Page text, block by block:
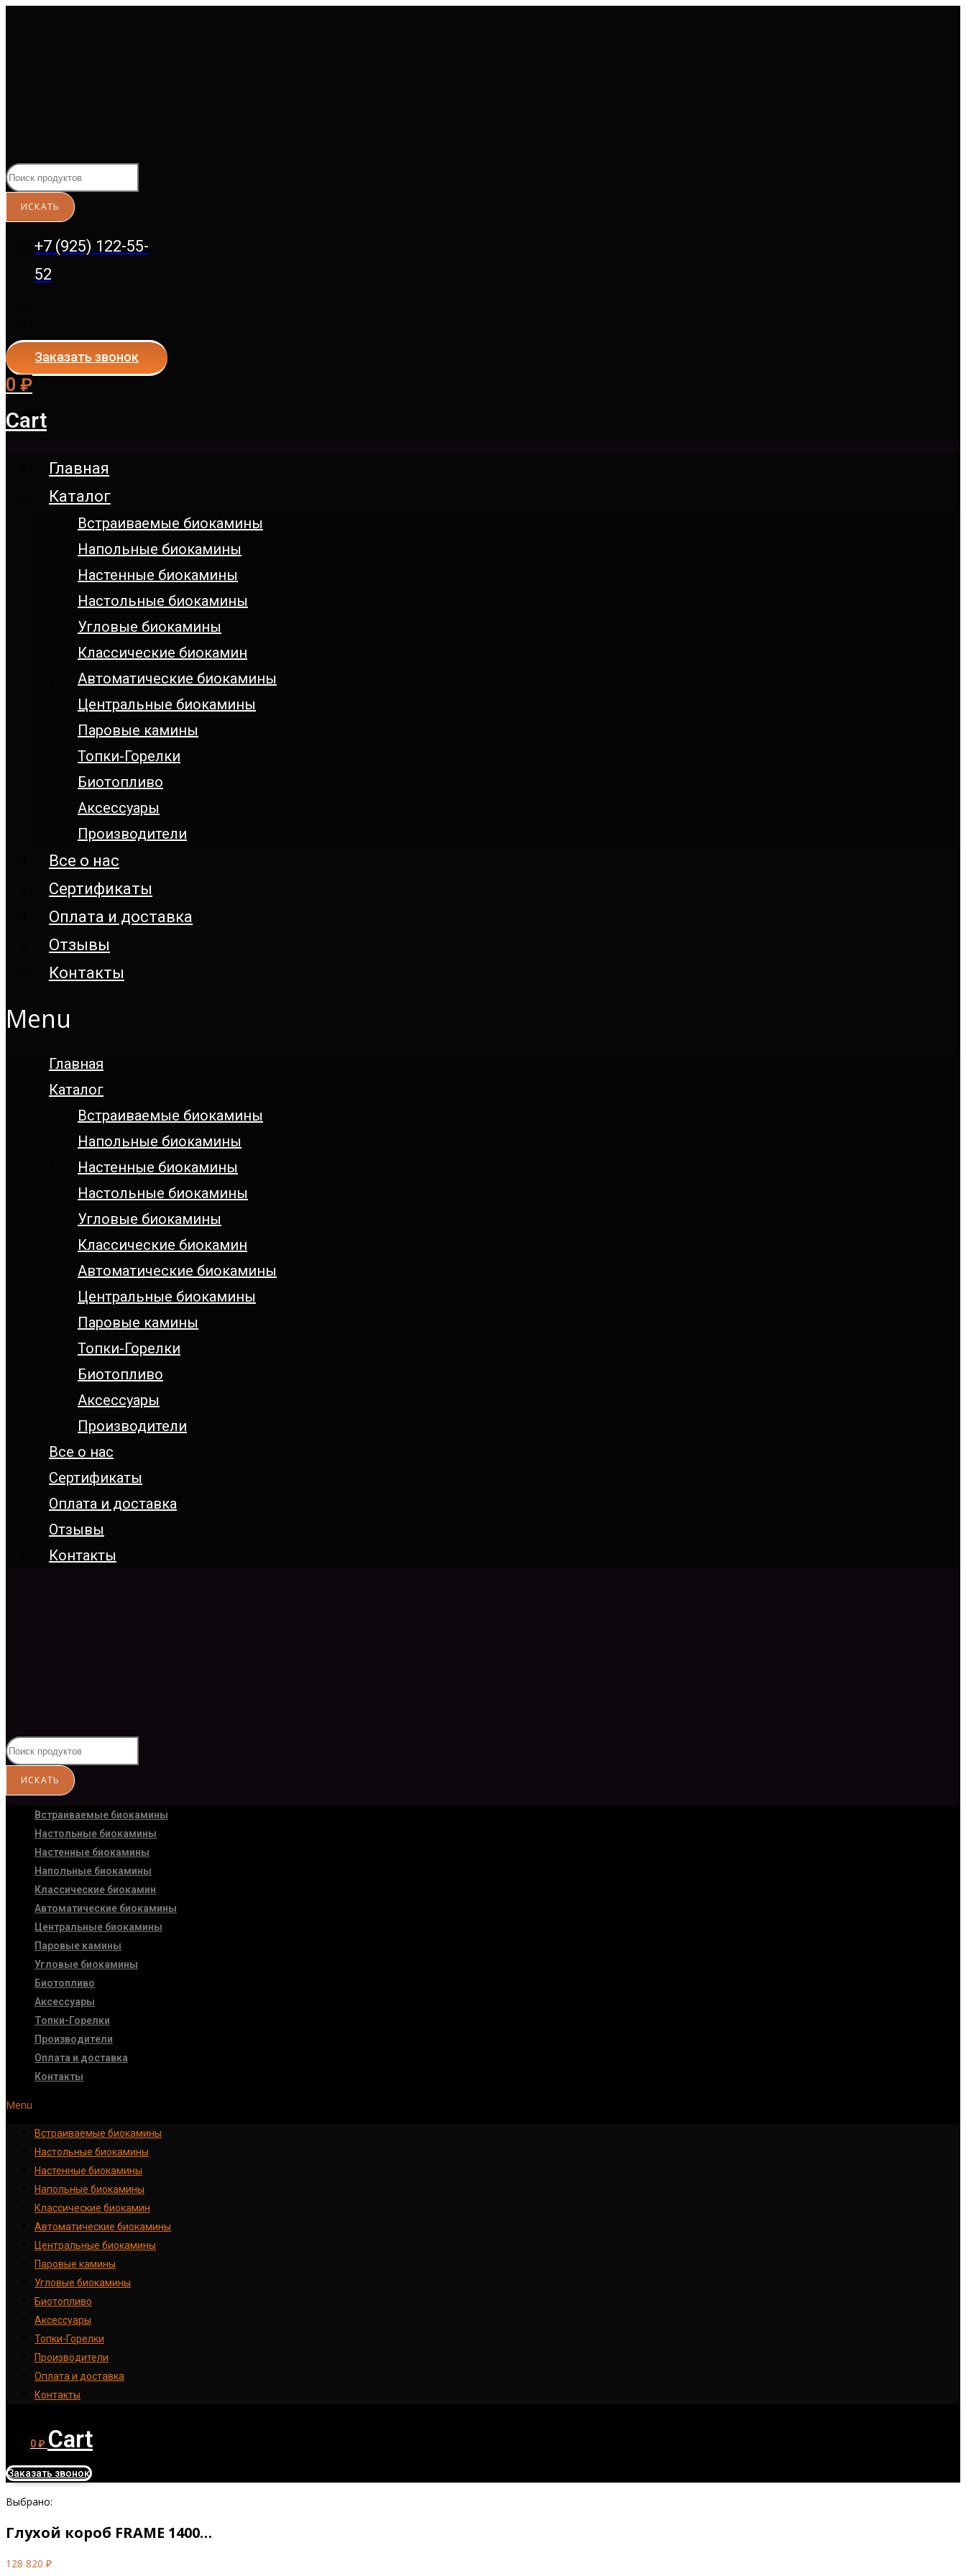
+7 (925) 122-55-
52
Заказать звонок
0 ₽
Cart
Главная
Каталог
Встраиваемые биокамины
Напольные биокамины
Настенные биокамины
Настoльные биокамины
Угловые биокамины
Классические биокамин
Автоматические биокамины
Центральные биокамины
Паровые камины
Топки-Горелки
Биотопливо
Аксессуары
Производители
Все о нас
Сертификаты
Оплата и доставка
Отзывы
Контакты
Menu
Главная
Каталог
Встраиваемые биокамины
Напольные биокамины
Настенные биокамины
Настoльные биокамины
Угловые биокамины
Классические биокамин
Автоматические биокамины
Центральные биокамины
Паровые камины
Топки-Горелки
Биотопливо
Аксессуары
Производители
Все о нас
Сертификаты
Оплата и доставка
Отзывы
Контакты
Встраиваемые биокамины
Настoльные биокамины
Настенные биокамины
Напольные биокамины
Классические биокамин
Автоматические биокамины
Центральные биокамины
Паровые камины
Угловые биокамины
Биотопливо
Аксессуары
Топки-Горелки
Производители
Оплата и доставка
Контакты
Menu
Встраиваемые биокамины
Настoльные биокамины
Настенные биокамины
Напольные биокамины
Классические биокамин
Автоматические биокамины
Центральные биокамины
Паровые камины
Угловые биокамины
Биотопливо
Аксессуары
Топки-Горелки
Производители
Оплата и доставка
Контакты
0₽ Cart
Заказать звонок
Выбрано:
Глухой короб FRAME 1400…
128 820 ₽